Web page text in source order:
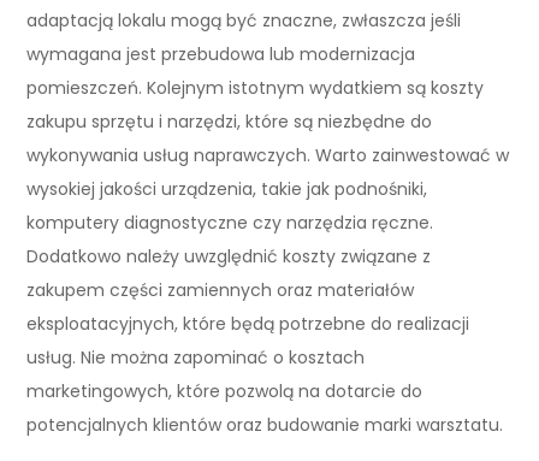
adaptacją lokalu mogą być znaczne, zwłaszcza jeśli
wymagana jest przebudowa lub modernizacja
pomieszczeń. Kolejnym istotnym wydatkiem są koszty
zakupu sprzętu i narzędzi, które są niezbędne do
wykonywania usług naprawczych. Warto zainwestować w
wysokiej jakości urządzenia, takie jak podnośniki,
komputery diagnostyczne czy narzędzia ręczne.
Dodatkowo należy uwzględnić koszty związane z
zakupem części zamiennych oraz materiałów
eksploatacyjnych, które będą potrzebne do realizacji
usług. Nie można zapominać o kosztach
marketingowych, które pozwolą na dotarcie do
potencjalnych klientów oraz budowanie marki warsztatu.